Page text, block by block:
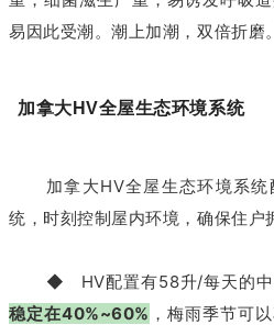
易因此受潮。潮上加潮，双倍折磨。
加拿大HV全屋生态环境系统
加拿大HV全屋生态环境系
统，时刻控制屋内环境，确保住户
◆ HV配置有58升/每天的中
稳定在40%~60% ，梅雨季节可